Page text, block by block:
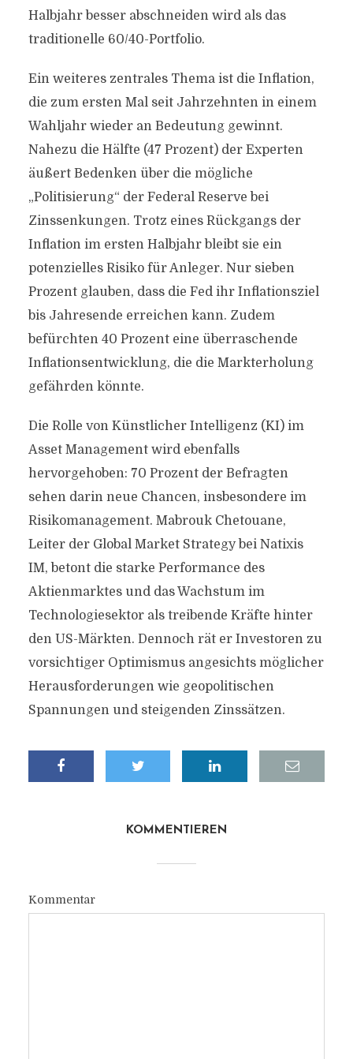
Halbjahr besser abschneiden wird als das
traditionelle 60/40-Portfolio.
Ein weiteres zentrales Thema ist die Inflation,
die zum ersten Mal seit Jahrzehnten in einem
Wahljahr wieder an Bedeutung gewinnt.
Nahezu die Hälfte (47 Prozent) der Experten
äußert Bedenken über die mögliche
„Politisierung“ der Federal Reserve bei
Zinssenkungen. Trotz eines Rückgangs der
Inflation im ersten Halbjahr bleibt sie ein
potenzielles Risiko für Anleger. Nur sieben
Prozent glauben, dass die Fed ihr Inflationsziel
bis Jahresende erreichen kann. Zudem
befürchten 40 Prozent eine überraschende
Inflationsentwicklung, die die Markterholung
gefährden könnte.
Die Rolle von Künstlicher Intelligenz (KI) im
Asset Management wird ebenfalls
hervorgehoben: 70 Prozent der Befragten
sehen darin neue Chancen, insbesondere im
Risikomanagement. Mabrouk Chetouane,
Leiter der Global Market Strategy bei Natixis
IM, betont die starke Performance des
Aktienmarktes und das Wachstum im
Technologiesektor als treibende Kräfte hinter
den US-Märkten. Dennoch rät er Investoren zu
vorsichtiger Optimismus angesichts möglicher
Herausforderungen wie geopolitischen
Spannungen und steigenden Zinssätzen.
KOMMENTIEREN
Kommentar